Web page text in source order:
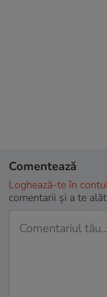
Comentează
Loghează-te în
comentarii și a te